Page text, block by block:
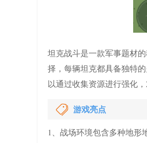
坦克战斗是一款军事题材
择，每辆坦克都具备独特
以通过收集资源进行强化
游戏亮点
1、战场环境包含多种地形